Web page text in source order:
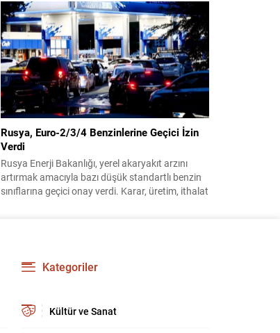
komisyonda kabul edildi ve bir dizi düzenleme
benimsendi. Teklif kapsamında, vazife
malullerinden hayatını kaybedenlerin anne ve
babalarına bağlanacak aylık tutarının, net asgari
ücretin altında olmayacağı hükme bağlanıyor....
Rusya, Euro-2/3/4 Benzinlerine Geçici İzin
Verdi
Rusya Enerji Bakanlığı, yerel akaryakıt arzını
artırmak amacıyla bazı düşük standartlı benzin
sınıflarına geçici onay verdi. Karar, üretim, ithalat
kararın geçici olduğu ve uzun vadeli çevre
hedeflerinden sapma amaçlanmadığı...
Kategoriler
Kültür ve Sanat